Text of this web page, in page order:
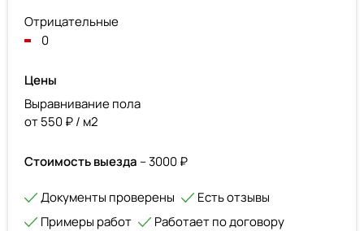
Отрицательные
0
Цены
Выравнивание пола
от 550 ₽ / м2
Стоимость выезда – 3000 ₽
Документы проверены
Есть отзывы
Примеры работ
Работает по договору